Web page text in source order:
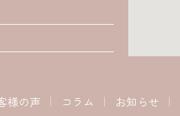
様の声 コラム お知らせ